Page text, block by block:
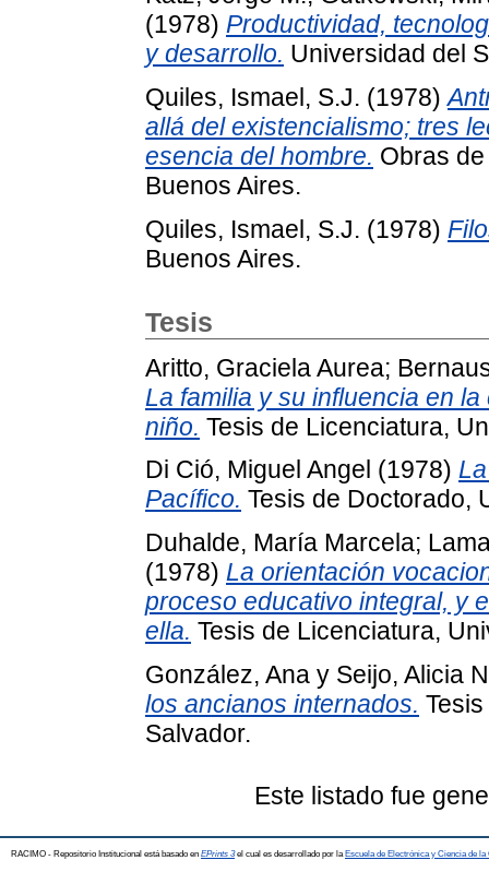
(1978) Productividad,
y desarrollo. Universidad del
Quiles, Ismael, S.J. (1978)
allá del existencialismo; tres
esencia del hombre. Obras
Buenos Aires.
Quiles, Ismael, S.J. (1978)
Buenos Aires.
Tesis
Aritto, Graciela Aurea;
La familia y su influencia en
niño. Tesis de Licenciatura,
Di Ció, Miguel Angel (1978)
Pacífico. Tesis de Doctorado,
Duhalde, María Marcela;
(1978) La orientación
proceso educativo integral, y
ella. Tesis de Licenciatura,
González, Ana y Seijo, Alicia
los ancianos internados.
Salvador.
Este listado fue
RACIMO - Repositorio Institucional está basado en EPrints 3el cual es desarrollado por la Escuela de Electrónica y Ciencia de la